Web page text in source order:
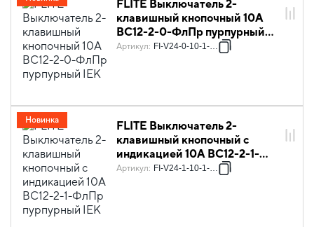
FLITE Выключатель 2-
клавишный кнопочный 10А
ВС12-2-0-ФлПр пурпурный
IEK
Артикул: FI-V24-0-10-1-K99
FLITE Выключатель 2-
клавишный кнопочный с
индикацией 10А ВС12-2-1-
ФлПр пурпурный IEK
Артикул: FI-V24-1-10-1-K99
Новинка